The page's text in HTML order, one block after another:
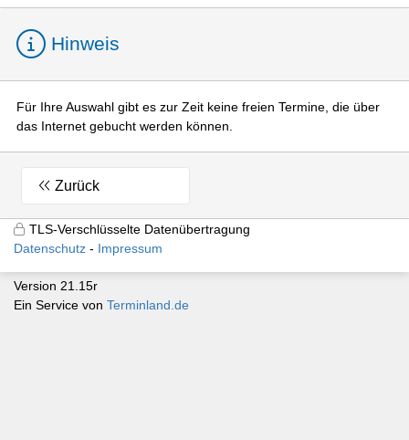
Hinweis
Für Ihre Auswahl gibt es zur Zeit keine freien Termine, die über
das Internet gebucht werden können.
Zurück
TLS-Verschlüsselte Datenübertragung
Datenschutz
Impressum
Version 21.15r
Ein Service von Terminland.de